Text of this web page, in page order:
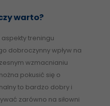
warto?
treningu
dobroczynny wpływ na
wzmacnianiu
pokusić się o
to bardzo dobry i
zarówno na siłowni